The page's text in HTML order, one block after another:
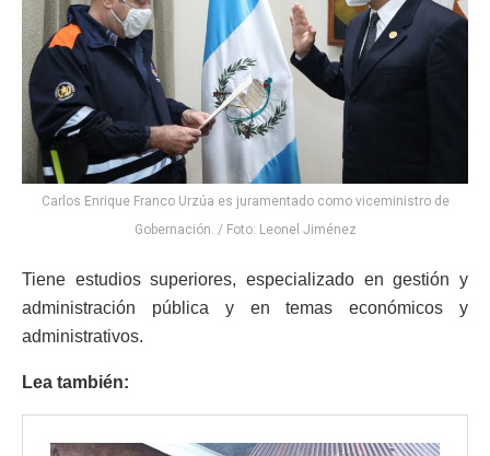
Carlos Enrique Franco Urzúa es juramentado como viceministro de
Gobernación. / Foto: Leonel Jiménez
Tiene estudios superiores, especializado en gestión y
administración pública y en temas económicos y
administrativos.
Lea también: